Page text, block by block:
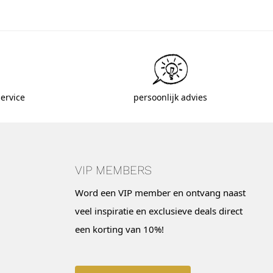
persoonlijk advies
VIP MEMBERS
Word een VIP member en ontvang naast
veel inspiratie en exclusieve deals direct
een korting van 10%!